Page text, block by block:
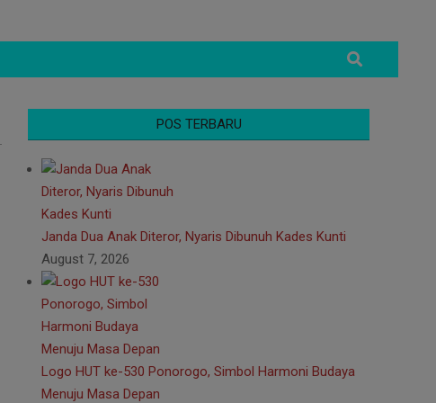
Search
POS TERBARU
Janda Dua Anak Diteror, Nyaris Dibunuh Kades Kunti
August 7, 2026
Logo HUT ke-530 Ponorogo, Simbol Harmoni Budaya
Menuju Masa Depan